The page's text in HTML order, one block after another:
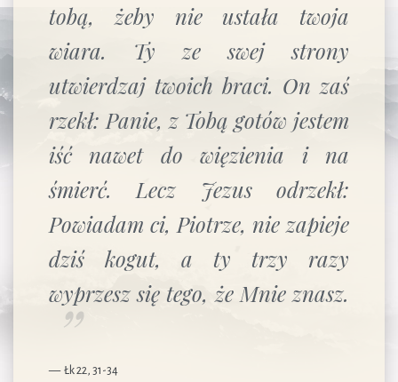
tobą, żeby nie ustała twoja
wiara. Ty ze swej strony
utwierdzaj twoich braci. On zaś
rzekł: Panie, z Tobą gotów jestem
iść nawet do więzienia i na
śmierć. Lecz Jezus odrzekł:
Powiadam ci, Piotrze, nie zapieje
dziś kogut, a ty trzy razy
wyprzesz się tego, że Mnie znasz.
Łk 22, 31-34